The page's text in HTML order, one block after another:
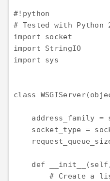
#!python
# Tested with Python
import socket
import StringIO
import sys
class
address_family =
socket_type =
def
# Create a